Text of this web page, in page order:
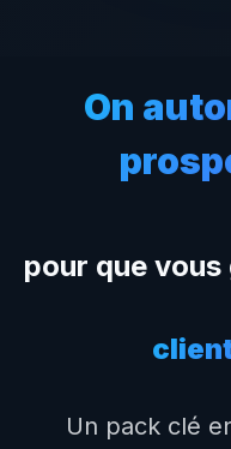
On
pour que
Un pack clé